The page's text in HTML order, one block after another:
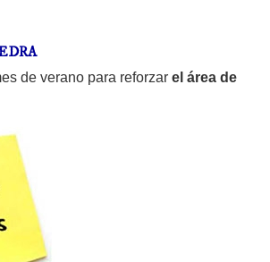
de verano para reforzar el área de